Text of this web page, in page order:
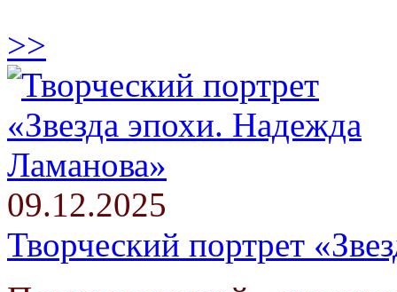
>>
09.12.2025
Творческий портрет